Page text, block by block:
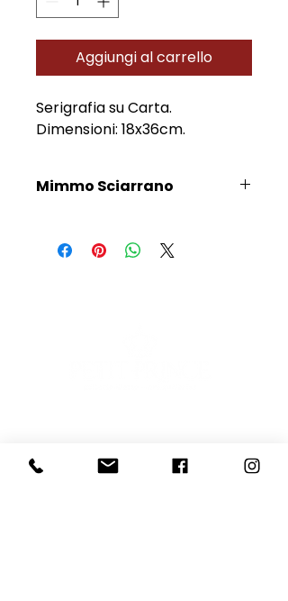
Aggiungi al carrello
Serigrafia su Carta.
Dimensioni: 18x36cm.
Mimmo Sciarrano